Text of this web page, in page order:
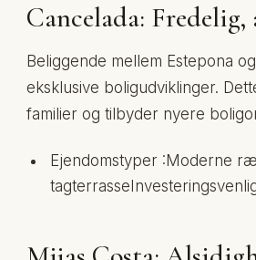
Cancelada:
Beliggende mellem Estepona
eksklusive boligudviklinger.
familier og tilbyder nyere
Ejendomstyper :Moderne